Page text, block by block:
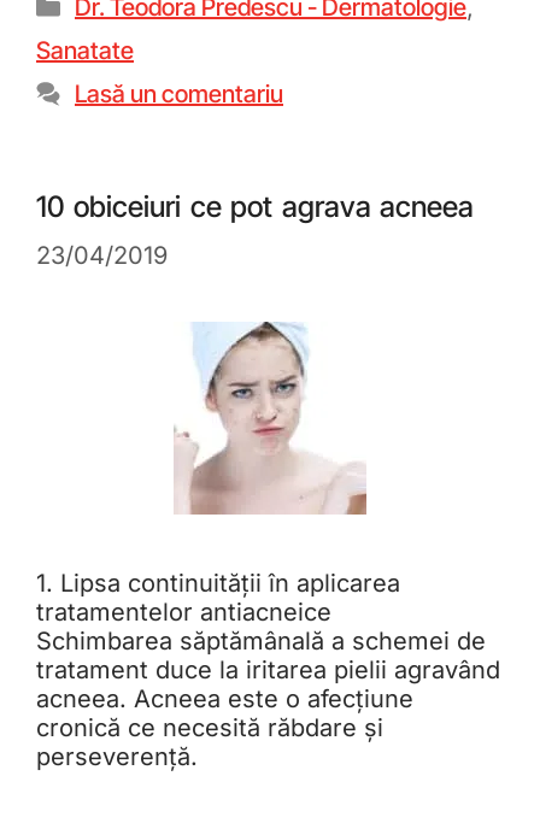
Dr. Teodora Predescu - Dermatologie,
Sanatate
Lasă un comentariu
10 obiceiuri ce pot agrava acneea
23/04/2019
1. Lipsa continuității în aplicarea
tratamentelor antiacneice
Schimbarea săptămânală a schemei de
tratament duce la iritarea pielii agravând
acneea. Acneea este o afecțiune
cronică ce necesită răbdare și
perseverență.